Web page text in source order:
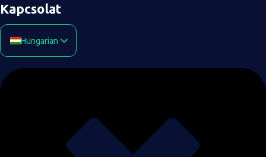
Kapcsolat
Hungarian
English